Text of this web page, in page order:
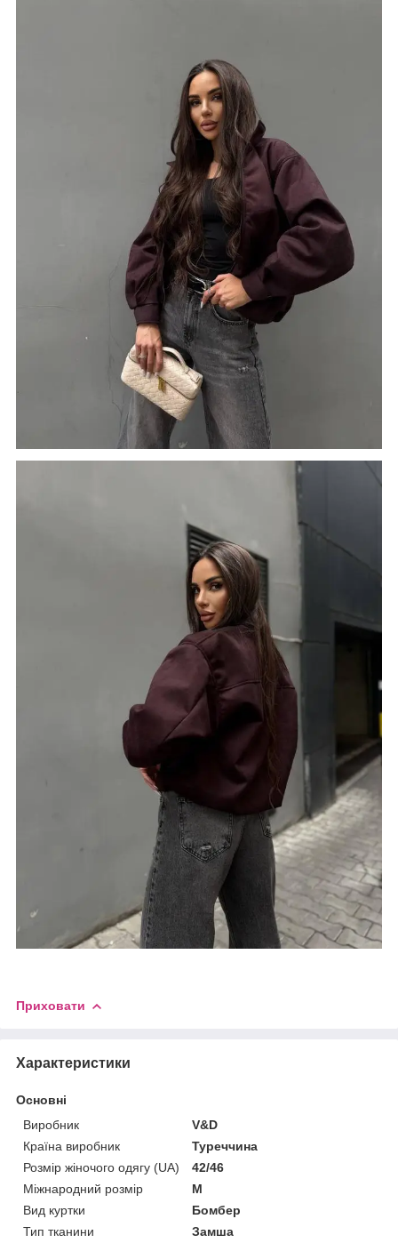
Приховати
Характеристики
Основні
Виробник
V&D
Країна виробник
Туреччина
Розмір жіночого одягу (UA)
42/46
Міжнародний розмір
M
Вид куртки
Бомбер
Тип тканини
Замша